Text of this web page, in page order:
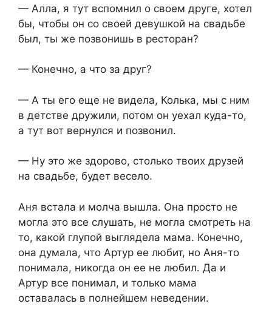
— Алла, я тут вспомнил о своем друге, хотел
бы, чтобы он со своей девушкой на свадьбе
был, ты же позвонишь в ресторан?
— Конечно, а что за друг?
— А ты его еще не видела, Колька, мы с ним
в детстве дружили, потом он уехал куда-то,
а тут вот вернулся и позвонил.
— Ну это же здорово, столько твоих друзей
на свадьбе, будет весело.
Аня встала и молча вышла. Она просто не
могла это все слушать, не могла смотреть на
то, какой глупой выглядела мама. Конечно,
она думала, что Артур ее любит, но Аня-то
понимала, никогда он ее не любил. Да и
Артур все понимал, и только мама
оставалась в полнейшем неведении.